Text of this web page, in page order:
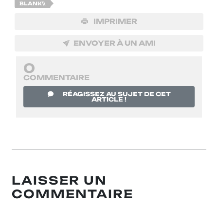
BLANK\\
IMPRIMER
ENVOYER À UN AMI
0
COMMENTAIRE
RÉAGISSEZ AU SUJET DE CET
ARTICLE !
LAISSER UN
COMMENTAIRE